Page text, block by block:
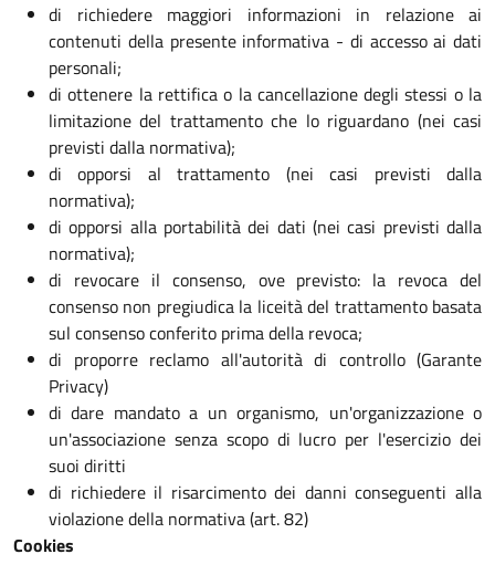
di richiedere maggiori informazioni in relazione ai
contenuti della presente informativa - di accesso ai dati
personali;
di ottenere la rettifica o la cancellazione degli stessi o la
limitazione del trattamento che lo riguardano (nei casi
previsti dalla normativa);
di opporsi al trattamento (nei casi previsti dalla
normativa);
di opporsi alla portabilità dei dati (nei casi previsti dalla
normativa);
di revocare il consenso, ove previsto: la revoca del
consenso non pregiudica la liceità del trattamento basata
sul consenso conferito prima della revoca;
di proporre reclamo all'autorità di controllo (Garante
Privacy)
di dare mandato a un organismo, un'organizzazione o
un'associazione senza scopo di lucro per l'esercizio dei
suoi diritti
di richiedere il risarcimento dei danni conseguenti alla
violazione della normativa (art. 82)
Cookies